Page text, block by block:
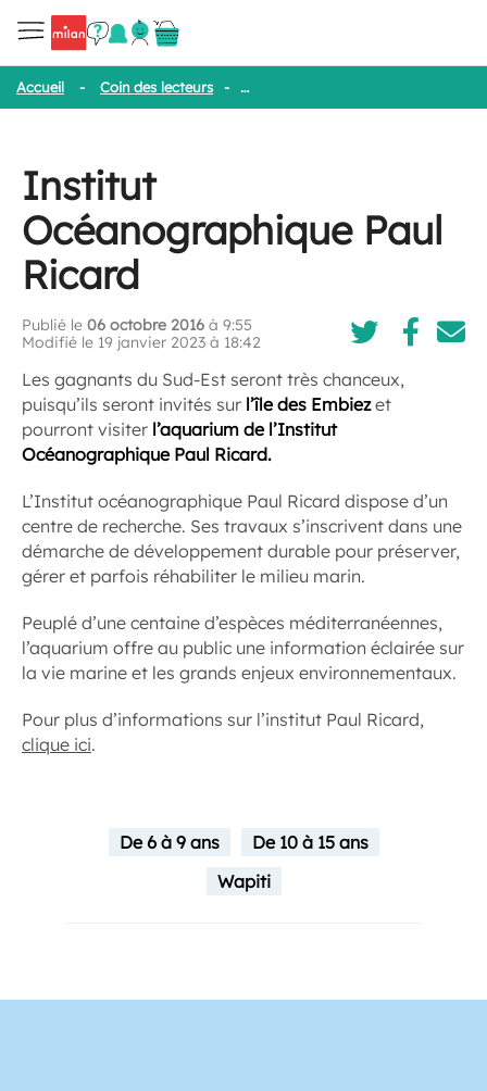
Accueil - Coin des lecteurs - Institut Océanographique Paul
Institut
Océanographique Paul
Ricard
Publié le 06 octobre 2016 à 9:55
Modifié le 19 janvier 2023 à 18:42
Les gagnants du Sud-Est seront très chanceux,
puisqu’ils seront invités sur l’île des Embiezet
pourront visiter l’aquarium de l’Institut
Océanographique Paul Ricard.
L’Institut océanographique Paul Ricard dispose d’un
centre de recherche. Ses travaux s’inscrivent dans une
démarche de développement durable pour préserver,
gérer et parfois réhabiliter le milieu marin.
Peuplé d’une centaine d’espèces méditerranéennes,
l’aquarium offre au public une information éclairée sur
la vie marine et les grands enjeux environnementaux.
Pour plus d’informations sur l’institut Paul Ricard,
clique ici.
De 6 à 9 ans
De 10 à 15 ans
Wapiti